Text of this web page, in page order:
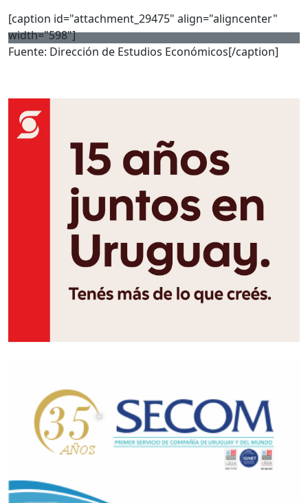
[caption id="attachment_29475" align="aligncenter"
width="598"]
Fuente: Dirección de Estudios Económicos[/caption]